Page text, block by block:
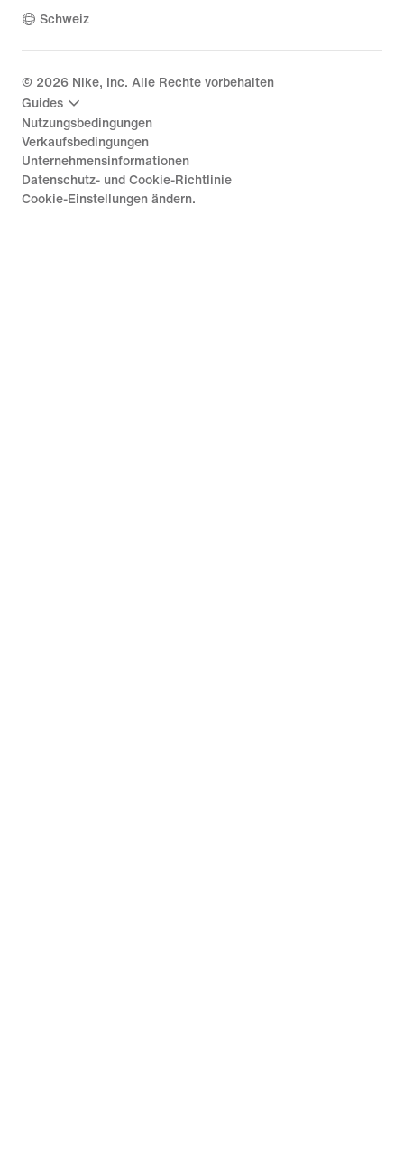
Schweiz
© 2026 Nike, Inc. Alle Rechte vorbehalten
Guides
Nutzungsbedingungen
Verkaufsbedingungen
Unternehmensinformationen
Datenschutz- und Cookie-Richtlinie
Cookie-Einstellungen ändern.